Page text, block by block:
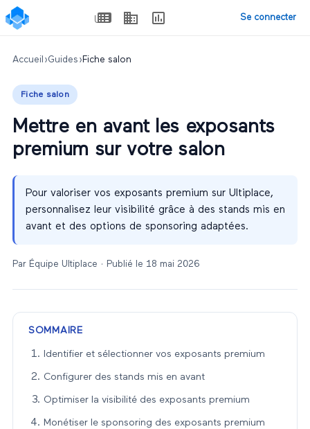
Se connecter
Accueil ›Guides › Fiche salon
Fiche salon
Mettre en avant les exposants
premium sur votre salon
Pour valoriser vos exposants premium sur Ultiplace,
personnalisez leur visibilité grâce à des stands mis en
avant et des options de sponsoring adaptées.
Par Équipe Ultiplace · Publié le 18 mai 2026
SOMMAIRE
Identifier et sélectionner vos exposants premium
Configurer des stands mis en avant
Optimiser la visibilité des exposants premium
Monétiser le sponsoring des exposants premium